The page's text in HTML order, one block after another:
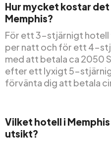
Hur mycket kostar
Memphis?
För ett 3-stjärnigt hotell
per natt och för ett 4-
med att betala ca 2050
efter ett lyxigt 5-
förvänta dig att betala
Vilket hotell i
utsikt?